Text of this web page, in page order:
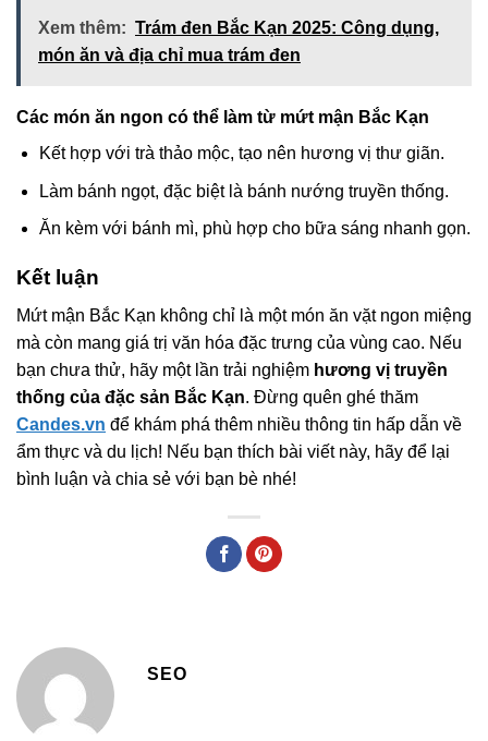
Xem thêm: Trám đen Bắc Kạn 2025: Công dụng,
món ăn và địa chỉ mua trám đen
Các món ăn ngon có thể làm từ mứt mận Bắc Kạn
Kết hợp với trà thảo mộc, tạo nên hương vị thư giãn.
Làm bánh ngọt, đặc biệt là bánh nướng truyền thống.
Ăn kèm với bánh mì, phù hợp cho bữa sáng nhanh gọn.
Kết luận
Mứt mận Bắc Kạn không chỉ là một món ăn vặt ngon miệng
mà còn mang giá trị văn hóa đặc trưng của vùng cao. Nếu
bạn chưa thử, hãy một lần trải nghiệm hương vị truyền
thống của đặc sản Bắc Kạn. Đừng quên ghé thăm
Candes.vn để khám phá thêm nhiều thông tin hấp dẫn về
ẩm thực và du lịch! Nếu bạn thích bài viết này, hãy để lại
bình luận và chia sẻ với bạn bè nhé!
SEO